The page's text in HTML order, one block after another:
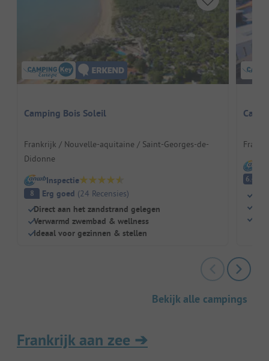
Camping Bois Soleil
Frankrijk / Nouvelle-aquitaine / Saint-Georges-de-
Didonne
Inspectie
8 Erg goed (24 Recensies)
Direct aan het zandstrand gelegen
Verwarmd zwembad & wellness
Ideaal voor gezinnen & stellen
6.4
Bekijk alle campings
Frankrijk aan zee ➔